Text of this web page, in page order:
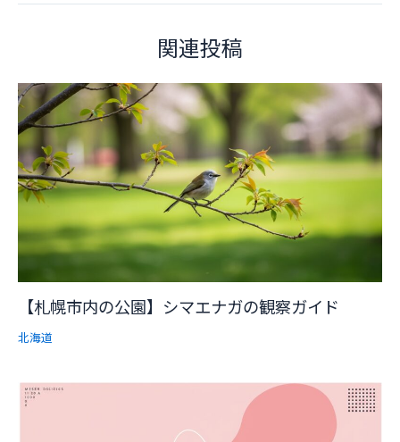
関連投稿
【札幌市内の公園】シマエナガの観察ガイド
北海道